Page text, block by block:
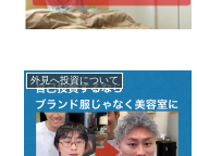
外見へ投資について